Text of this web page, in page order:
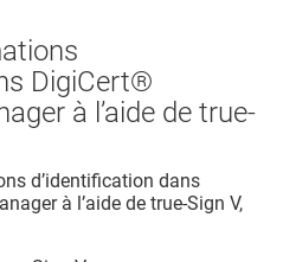
DigiCert​​®​​
à l’aide de true-
d’identification dans
à l’aide de true-Sign V,